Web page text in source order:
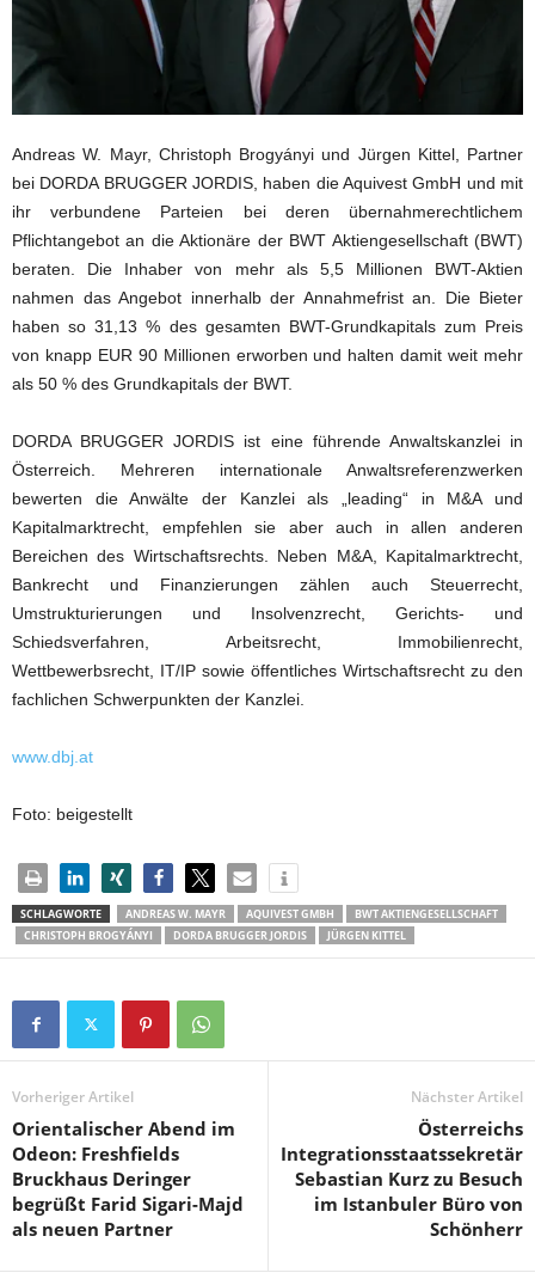
Andreas W. Mayr, Christoph Brogyányi und Jürgen Kittel, Partner
bei DORDA BRUGGER JORDIS, haben die Aquivest GmbH und mit
ihr verbundene Parteien bei deren übernahmerechtlichem
Pflichtangebot an die Aktionäre der BWT Aktiengesellschaft (BWT)
beraten. Die Inhaber von mehr als 5,5 Millionen BWT-Aktien
nahmen das Angebot innerhalb der Annahmefrist an. Die Bieter
haben so 31,13 % des gesamten BWT-Grundkapitals zum Preis
von knapp EUR 90 Millionen erworben und halten damit weit mehr
als 50 % des Grundkapitals der BWT.
DORDA BRUGGER JORDIS ist eine führende Anwaltskanzlei in
Österreich. Mehreren internationale Anwaltsreferenzwerken
bewerten die Anwälte der Kanzlei als „leading“ in M&A und
Kapitalmarktrecht, empfehlen sie aber auch in allen anderen
Bereichen des Wirtschaftsrechts. Neben M&A, Kapitalmarktrecht,
Bankrecht und Finanzierungen zählen auch Steuerrecht,
Umstrukturierungen und Insolvenzrecht, Gerichts- und
Schiedsverfahren, Arbeitsrecht, Immobilienrecht,
Wettbewerbsrecht, IT/IP sowie öffentliches Wirtschaftsrecht zu den
fachlichen Schwerpunkten der Kanzlei.
www.dbj.at
Foto: beigestellt
SCHLAGWORTE ANDREAS W. MAYR AQUIVEST GMBH
BWT AKTIENGESELLSCHAFT
CHRISTOPH BROGYÁNYI
DORDA BRUGGER JORDIS JÜRGEN KITTEL
Vorheriger Artikel
Orientalischer Abend im
Odeon: Freshfields
Bruckhaus Deringer
begrüßt Farid Sigari-Majd
als neuen Partner
Nächster Artikel
Österreichs
Integrationsstaatssekretär
Sebastian Kurz zu Besuch
im Istanbuler Büro von
Schönherr